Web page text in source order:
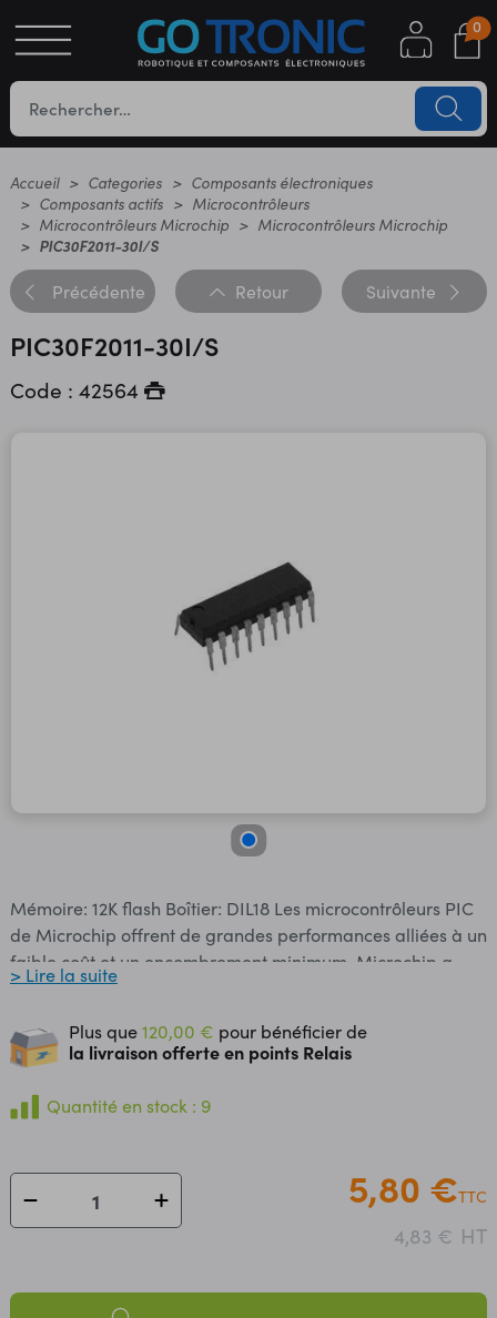
0
Accueil Categories
Composants électroniques
Composants actifs
Microcontrôleurs
Microcontrôleurs Microchip
Microcontrôleurs Microchip
PIC30F2011-30I/S
Précédente Retour Suivante
PIC30F2011-30I/S
Code : 42564
Mémoire: 12K flash Boîtier: DIL18 Les microcontrôleurs PIC
de Microchip offrent de grandes performances alliées à un
faible coût et un encombrement minimum. Microchip a
innové dans les microcontrôleurs à architecture RISC de
performant.
> Lire la suite
Plus que120,00 € pour bénéficier de
la livraison offerte en points Relais
Quantité en stock : 9
5,80 €TTC
4,83 € HT